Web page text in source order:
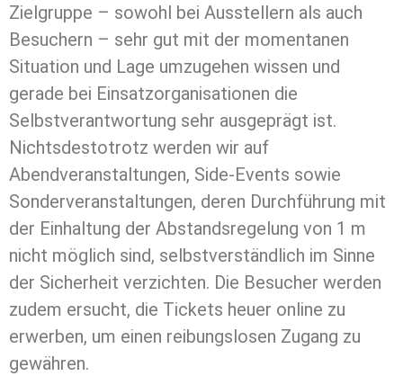
Zielgruppe – sowohl bei Ausstellern als auch
Besuchern – sehr gut mit der momentanen
Situation und Lage umzugehen wissen und
gerade bei Einsatzorganisationen die
Selbstverantwortung sehr ausgeprägt ist.
Nichtsdestotrotz werden wir auf
Abendveranstaltungen, Side-Events sowie
Sonderveranstaltungen, deren Durchführung mit
der Einhaltung der Abstandsregelung von 1 m
nicht möglich sind, selbstverständlich im Sinne
der Sicherheit verzichten. Die Besucher werden
zudem ersucht, die Tickets heuer online zu
erwerben, um einen reibungslosen Zugang zu
gewähren.